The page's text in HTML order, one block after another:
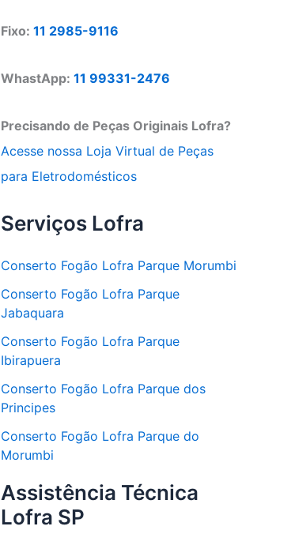
Fixo: 11 2985-9116
WhastApp: 11 99331-2476
Precisando de Peças Originais Lofra?
Acesse nossa Loja Virtual de Peças
para Eletrodomésticos
Serviços Lofra
Conserto Fogão Lofra Parque Morumbi
Conserto Fogão Lofra Parque
Jabaquara
Conserto Fogão Lofra Parque
Ibirapuera
Conserto Fogão Lofra Parque dos
Principes
Conserto Fogão Lofra Parque do
Morumbi
Assistência Técnica
Lofra SP